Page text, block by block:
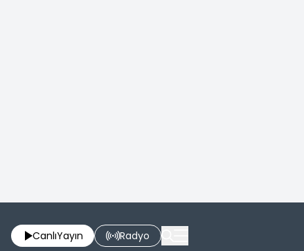
CanlıYayın Radyo